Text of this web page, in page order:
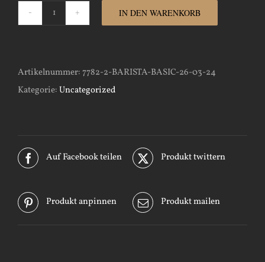
03-
24
IN DEN WARENKORB
Artikelnummer: 7782-2-BARISTA-BASIC-26-03-24
Kategorie:Uncategorized
Auf Facebook teilen Produkt twittern
Produkt anpinnen Produkt mailen